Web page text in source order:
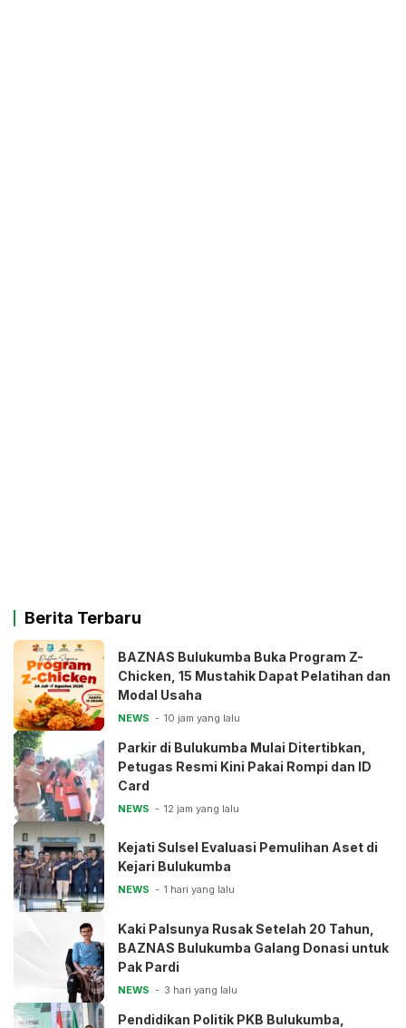
Berita Terbaru
BAZNAS Bulukumba Buka Program Z-
Chicken, 15 Mustahik Dapat Pelatihan dan
Modal Usaha
NEWS 10 jam yang lalu
Parkir di Bulukumba Mulai Ditertibkan,
Petugas Resmi Kini Pakai Rompi dan ID
Card
NEWS 12 jam yang lalu
Kejati Sulsel Evaluasi Pemulihan Aset di
Kejari Bulukumba
NEWS 1 hari yang lalu
Kaki Palsunya Rusak Setelah 20 Tahun,
BAZNAS Bulukumba Galang Donasi untuk
Pak Pardi
NEWS 3 hari yang lalu
Pendidikan Politik PKB Bulukumba,